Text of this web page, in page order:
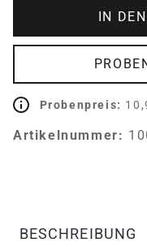
IN
Probenpreis:
Artikelnummer:
BESCHREIBUNG